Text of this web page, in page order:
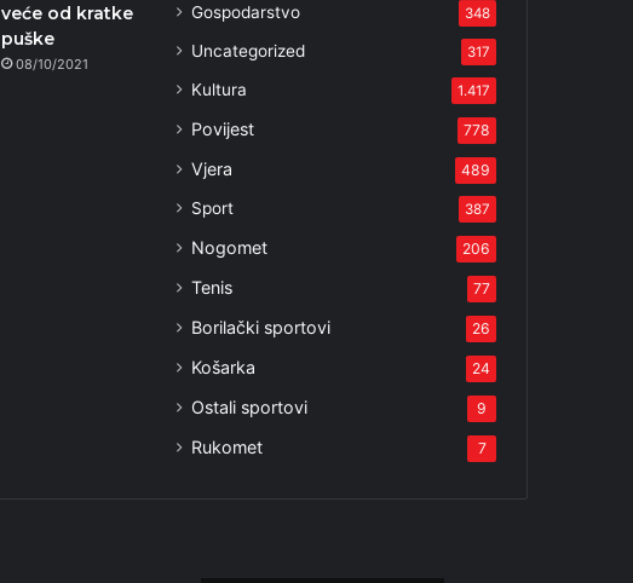
veće od kratke
puške
08/10/2021
Gospodarstvo 348
Uncategorized 317
Kultura 1.417
Povijest 778
Vjera 489
Sport 387
Nogomet 206
Tenis 77
Borilački sportovi 26
Košarka 24
Ostali sportovi 9
Rukomet 7